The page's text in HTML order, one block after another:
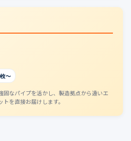
〜
固なパイプを活かし、製造拠点から遠いエ
を直接お届けします。